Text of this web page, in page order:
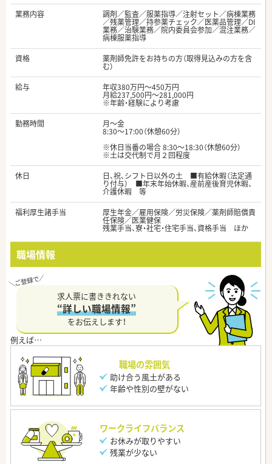
業務内容
調剤／監査／服薬指導／注射セット／病棟業務
／残薬管理／持参薬チェック／医薬品管理／DI
業務／治験業務／院内委員会参加／混注業務／
病棟服薬指導
資格
薬剤師免許をお持ちの方（取得見込みの方を含
む）
給与
年収380万円～450万円
月給237,500円～281,000円
※年齢・経験により考慮
勤務時間
月～金
8:30～17:00（休憩60分）
※休日当番の場合 8:30～18:30（休憩60分）
※土は交代制で月２回程度
休日
日、祝、シフト日以外の土 ■有給休暇（法定通
り付与） ■年末年始休暇、産前産後育児休暇、
介護休暇 等
福利厚生諸手当
厚生年金／雇用保険／労災保険／薬剤師賠償責
任保険／医業健保
残業手当、寮・社宅・住宅手当、資格手当 ほか
職場情報
求人票に書ききれない
“詳しい職場情報”
をお伝えします！
職場の雰囲気
助け合う風土がある
年齢や性別の壁がない
ワークライフバランス
お休みが取りやすい
残業が少ない